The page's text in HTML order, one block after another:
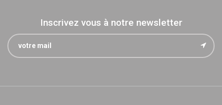
Inscrivez vous à notre newsletter